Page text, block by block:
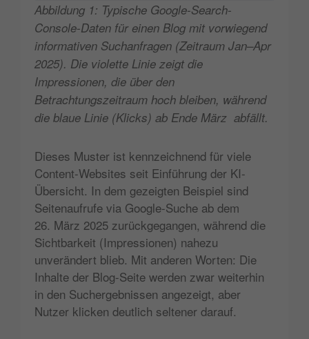
Abbildung 1: Typische Google-Search-
Console-Daten für einen Blog mit vorwiegend
informativen Suchanfragen (Zeitraum Jan–Apr
2025). Die violette Linie zeigt die
Impressionen, die über den
Betrachtungszeitraum hoch bleiben, während
die blaue Linie (Klicks) ab Ende März abfällt.
Dieses Muster ist kennzeichnend für viele
Content-Websites seit Einführung der KI-
Übersicht. In dem gezeigten Beispiel sind
Seitenaufrufe via Google-Suche ab dem
26. März 2025 zurückgegangen, während die
Sichtbarkeit (Impressionen) nahezu
unverändert blieb. Mit anderen Worten: Die
Inhalte der Blog-Seite werden zwar weiterhin
in den Suchergebnissen angezeigt, aber
Nutzer klicken deutlich seltener darauf.